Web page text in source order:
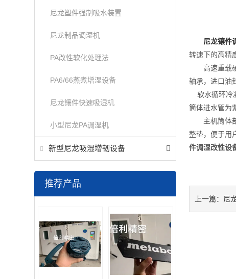
尼龙塑件强制吸水装置
尼龙制品调湿机
PA改性软化处理法
PA6/66蒸煮增湿设备
尼龙镶件快速吸湿机
小型尼龙PA调湿机
新型尼龙吸湿增韧设备
推荐产品
尼龙镶件
转速下的高精
高速重载硬
轴承，进口油
软水循环冷
筒体进水管为
主机筒体部
整垫，便于用
件调湿改性设
上一篇： 尼